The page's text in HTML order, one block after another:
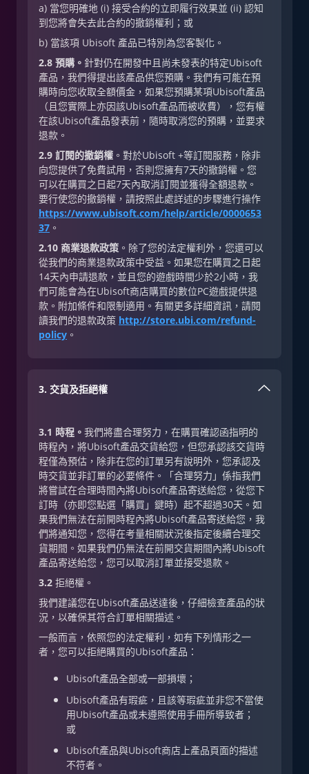
a) 當您明確地 (i) 接受合約的立即履行效果並 (ii) 認知
到您將會失去此合約的撤銷權利；或
b) 當該項 Ubisoft 產品已特別為您客製化。
2.8 預購。 針對仍在開發中且尚未發表的特定Ubisoft
產品，我們得提出該產品供您預購。我們有可能在預
購時向您收取全額價金，如果您預購某項Ubisoft產品
（且您實際上亦因該Ubisoft產品而被收費），您有權
在該Ubisoft產品發表前，隨時取消您的預購，並要求
退款。
2.9 訂閱的撤銷權 。對於Ubisoft +等訂閱服務，除非
向您提供了免費試用，否則您擁有7天的撤銷權。您
可以在購買之日起7天內取消訂閱並獲得全額退款。
要行使您的撤銷權，請按照此處詳述的步驟進行操作
https://www.ubisoft.com/help/article/0000653
37 。
2.10 商業退款政策 。除了您的法定權利外，您還可以
從我們的商業退款政策中受益。如果您在購買之日起
14天內申請退款，並且您的遊戲時間少於2小時，我
們可能會為在Ubisoft商店購買的數位PC遊戲提供退
款。附加條件和限制適用。有關更多詳細資訊，請閱
讀我們的退款政策 http://store.ubi.com/refund-
policy 。
3. 交貨及拒絕權
3.1 時程。 我們將盡合理努力，在購買確認函指明的
時程內，將Ubisoft產品交貨給您，但您承認該交貨時
程僅為預估，除非在您的訂單另有說明外，您承認及
時交貨並非訂單的必要條件。「合理努力」係指我們
將嘗試在合理時間內將Ubisoft產品寄送給您，從您下
訂時（亦即您點選「購買」鍵時）起不超過30天。如
果我們無法在前開時程內將Ubisoft產品寄送給您，我
們將通知您，您得在考量相關狀況後指定後續合理交
貨期間。如果我們仍無法在前開交貨期間內將Ubisoft
產品寄送給您，您可以取消訂單並接受退款。
3.2 拒絕權。
我們建議您在Ubisoft產品送達後，仔細檢查產品的狀
況，以確保其符合訂單相關描述。
一般而言，依照您的法定權利，如有下列情形之一
者，您可以拒絕購買的Ubisoft產品：
Ubisoft產品全部或一部損壞；
Ubisoft產品有瑕疵，且該等瑕疵並非您不當使
用Ubisoft產品或未遵照使用手冊所導致者；
或
Ubisoft產品與Ubisoft商店上產品頁面的描述
不符者。